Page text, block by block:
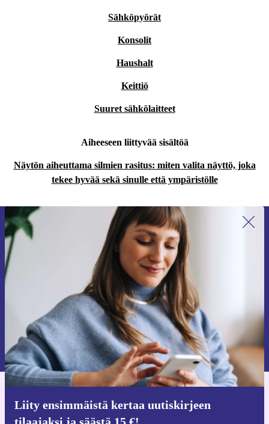
Sähköpyörät
Konsolit
Haushalt
Keittiö
Suuret sähkölaitteet
Aiheeseen liittyvää sisältöä
Näytön aiheuttama silmien rasitus: miten valita näyttö, joka
tekee hyvää sekä sinulle että ympäristölle
Liity ensimmäistä kertaa uutiskirjeen
Liity ensimmäistä kertaa uutiskirjeen
tilaajaksi ja säästä 15 €!
Älä missaa enää yhtäkään tarjousta.
Pyydä etukuponki
Lisätietoja henkilötietojen käytöstä löydättietosuojaselosteestamme.
iOS:lle ja Androidille